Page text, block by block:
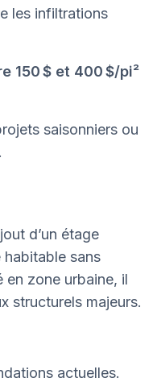
les infiltrations
150 $ et 400 $/pi²
saisonniers ou
d’un étage
sans
en zone urbaine, il
structurels majeurs.
actuelles.